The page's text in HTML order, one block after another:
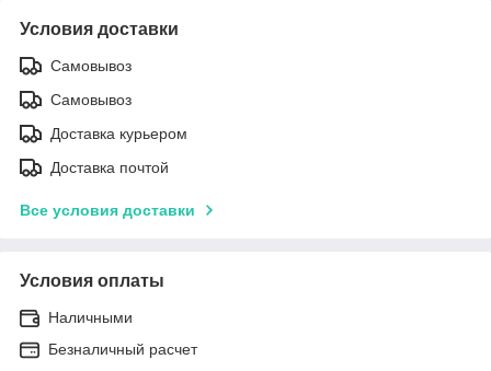
Условия доставки
Самовывоз
Самовывоз
Доставка курьером
Доставка почтой
Все условия доставки
Условия оплаты
Наличными
Безналичный расчет